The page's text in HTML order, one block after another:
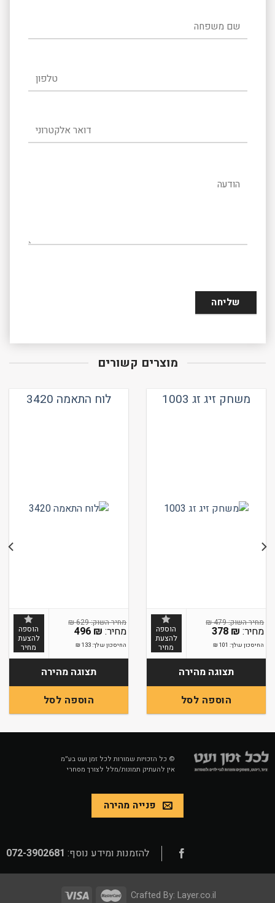
שם משפחה
מוצרים קשורים
משחק זיג זג 1003
479
₪
378 ₪
החיסכון שלך:101
₪
הוספה
להצעת
מחיר
תצוגה מהירה
הוספה לסל
לוח התאמה 3420
629
₪
496 ₪
החיסכון שלך:133
₪
הוספה
להצעת
מחיר
תצוגה מהירה
הוספה לסל
© כל הזכויות שמורות לכל זמן ועט בע״מ
אין להעתיק תמונות/מלל לצורך מסחרי
פנייה מהירה
להזמנות ומידע נוסף: 072-3902681
Crafted By: Layer.co.il